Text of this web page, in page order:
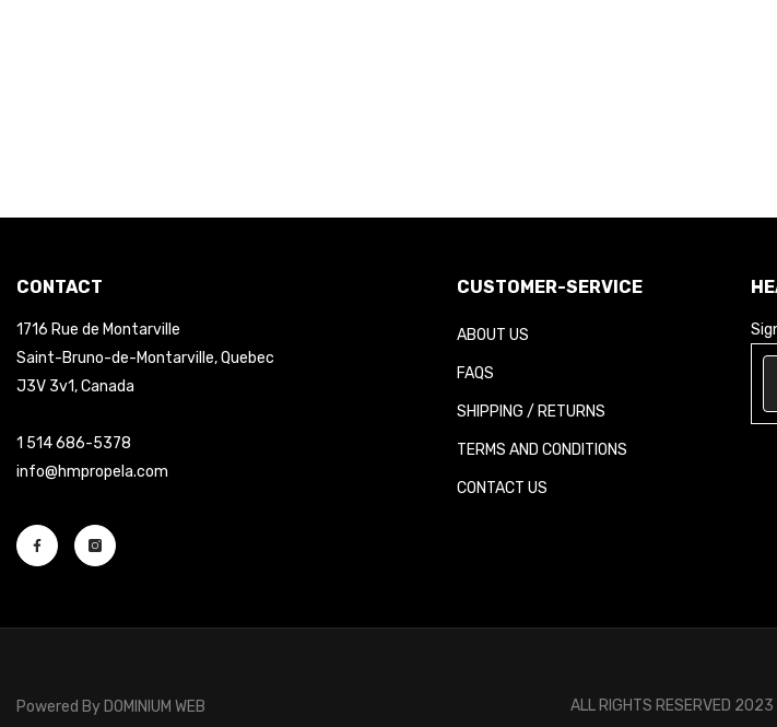
CONTACT
1716 Rue de Montarville
Saint-Bruno-de-Montarville, Quebec
J3V 3v1, Canada
1 514 686-5378
info@hmpropela.com
CUSTOMER-SERVICE
ABOUT US
FAQS
SHIPPING / RETURNS
TERMS AND CONDITIONS
CONTACT US
Powered By DOMINIUM WEB ALL RIGHTS RESERVED 2023